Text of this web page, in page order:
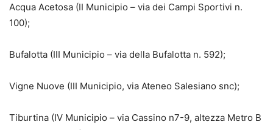
Acqua Acetosa (II Municipio – via dei Campi Sportivi n.
100);
Bufalotta (III Municipio – via della Bufalotta n. 592);
Vigne Nuove (III Municipio, via Ateneo Salesiano snc);
Tiburtina (IV Municipio – via Cassino n7-9, altezza Metro B